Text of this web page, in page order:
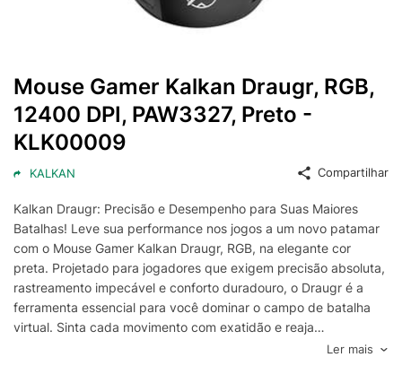
Mouse Gamer Kalkan Draugr, RGB,
12400 DPI, PAW3327, Preto -
KLK00009
KALKAN Compartilhar
Kalkan Draugr: Precisão e Desempenho para Suas Maiores
Batalhas! Leve sua performance nos jogos a um novo patamar
com o Mouse Gamer Kalkan Draugr, RGB, na elegante cor
preta. Projetado para jogadores que exigem precisão absoluta,
rastreamento impecável e conforto duradouro, o Draugr é a
ferramenta essencial para você dominar o campo de batalha
virtual. Sinta cada movimento com exatidão e reaja
instantaneamente a qualquer desafio. Precisão Extrema com
Ler mais